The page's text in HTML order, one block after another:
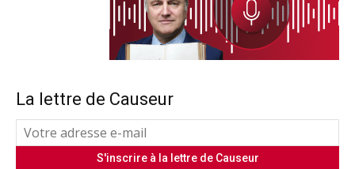
La lettre de Causeur